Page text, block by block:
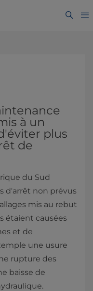
à un
plus
de
du Sud
d'arrêt non prévus
mis au rebut
étaient causées
et de
une usure
rupture des
baisse de